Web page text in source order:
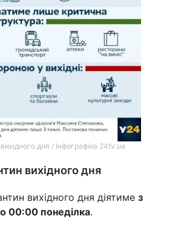
дня / Інфографіка 24tv.ua
вихідного дня
вихідного дня діятиме з
00:00 понеділка.